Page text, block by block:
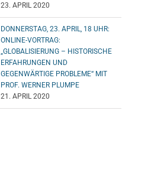
23. APRIL 2020
DONNERSTAG, 23. APRIL, 18 UHR:
ONLINE-VORTRAG:
„GLOBALISIERUNG – HISTORISCHE
ERFAHRUNGEN UND
GEGENWÄRTIGE PROBLEME“ MIT
PROF. WERNER PLUMPE
21. APRIL 2020